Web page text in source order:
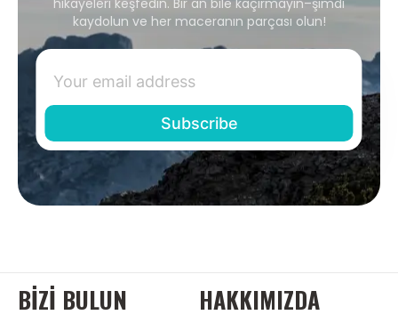
kaydolun ve her maceranın parçası olun!
BIZI BULUN HAKKIMIZDA